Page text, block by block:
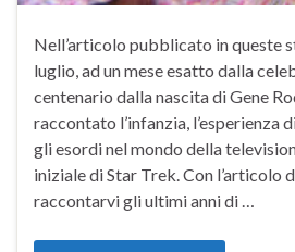
Nell’articolo pubblicato in queste
luglio, ad un mese esatto dalla
centenario dalla nascita di Gene
raccontato l’infanzia, l’esperienza
gli esordi nel mondo della
iniziale di Star Trek. Con l’articolo
raccontarvi gli ultimi anni di …